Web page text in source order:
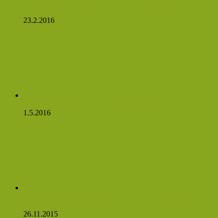
23.2.2016
1.5.2016
26.11.2015